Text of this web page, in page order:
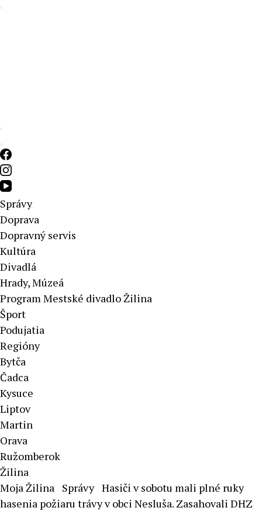
Správy
Doprava
Dopravný servis
Kultúra
Divadlá
Hrady, Múzeá
Program Mestské divadlo Žilina
Šport
Podujatia
Regióny
Bytča
Čadca
Kysuce
Liptov
Martin
Orava
Ružomberok
Žilina
Moja Žilina Správy Hasiči v sobotu mali plné ruky
hasenia požiaru trávy v obci Nesluša. Zasahovali DHZ